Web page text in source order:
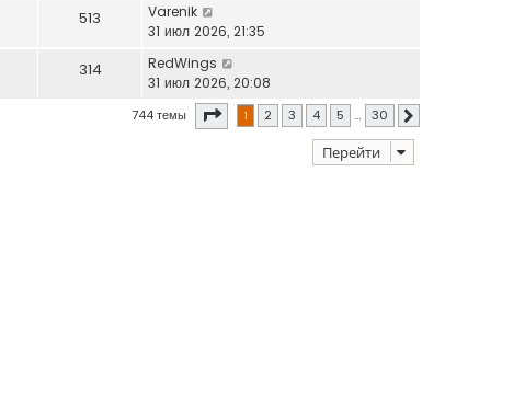
513
Varenik
31 июл 2026, 21:35
314
RedWings
31 июл 2026, 20:08
744 темы Страница из 30
1 2 3 4 5 … 30
Перейти